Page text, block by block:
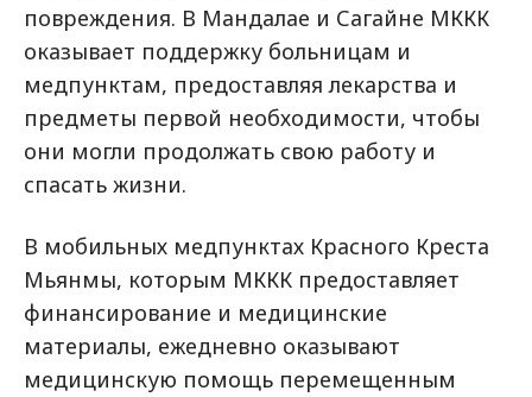
повреждения. В Мандалае и Сагайне МККК
оказывает поддержку больницам и
медпунктам, предоставляя лекарства и
предметы первой необходимости, чтобы
они могли продолжать свою работу и
спасать жизни.
В мобильных медпунктах Красного Креста
Мьянмы, которым МККК предоставляет
финансирование и медицинские
материалы, ежедневно оказывают
медицинскую помощь перемещенным